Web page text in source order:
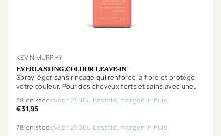
KEVIN MURPHY
EVERLASTING.COLOUR LEAVE-IN
Spray léger sans rinçage qui renforce la fibre et protège
votre couleur. Pour des cheveux forts et sains avec une
78 en stockvoor 21:00u besteld, morgen in huis
€31,95
78 en stockvoor 21:00u besteld, morgen in huis